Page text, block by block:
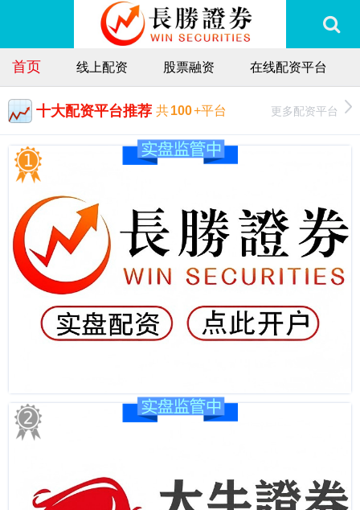
首页 线上配资 股票融资 在线配资平台
十大配资平台推荐 共100+平台 更多配资平台